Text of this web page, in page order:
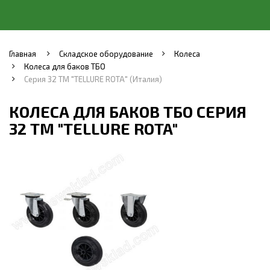
Главная Складское оборудование
Колеса
Колеса для баков ТБО
Серия 32 ТМ "TELLURE ROTA" (Италия)
КОЛЕСА ДЛЯ БАКОВ ТБО СЕРИЯ
32 ТМ "TELLURE ROTA"